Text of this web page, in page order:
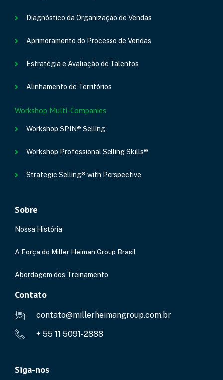
Diagnóstico da Organização de Vendas
Aprimoramento do Processo de Vendas
Estratégia e Avaliação de Talentos
Alinhamento de Territórios
Workshop Multi-Companies
Workshop SPIN® Selling
Workshop Professional Selling Skills®
Strategic Selling® with Perspective
Sobre
Nossa História
A Força do Miller Heiman Group Brasil
Abordagem dos Treinamento
Contato
contato@millerheimangroup.com.br
+ 55 11 5091-2888
Siga-nos